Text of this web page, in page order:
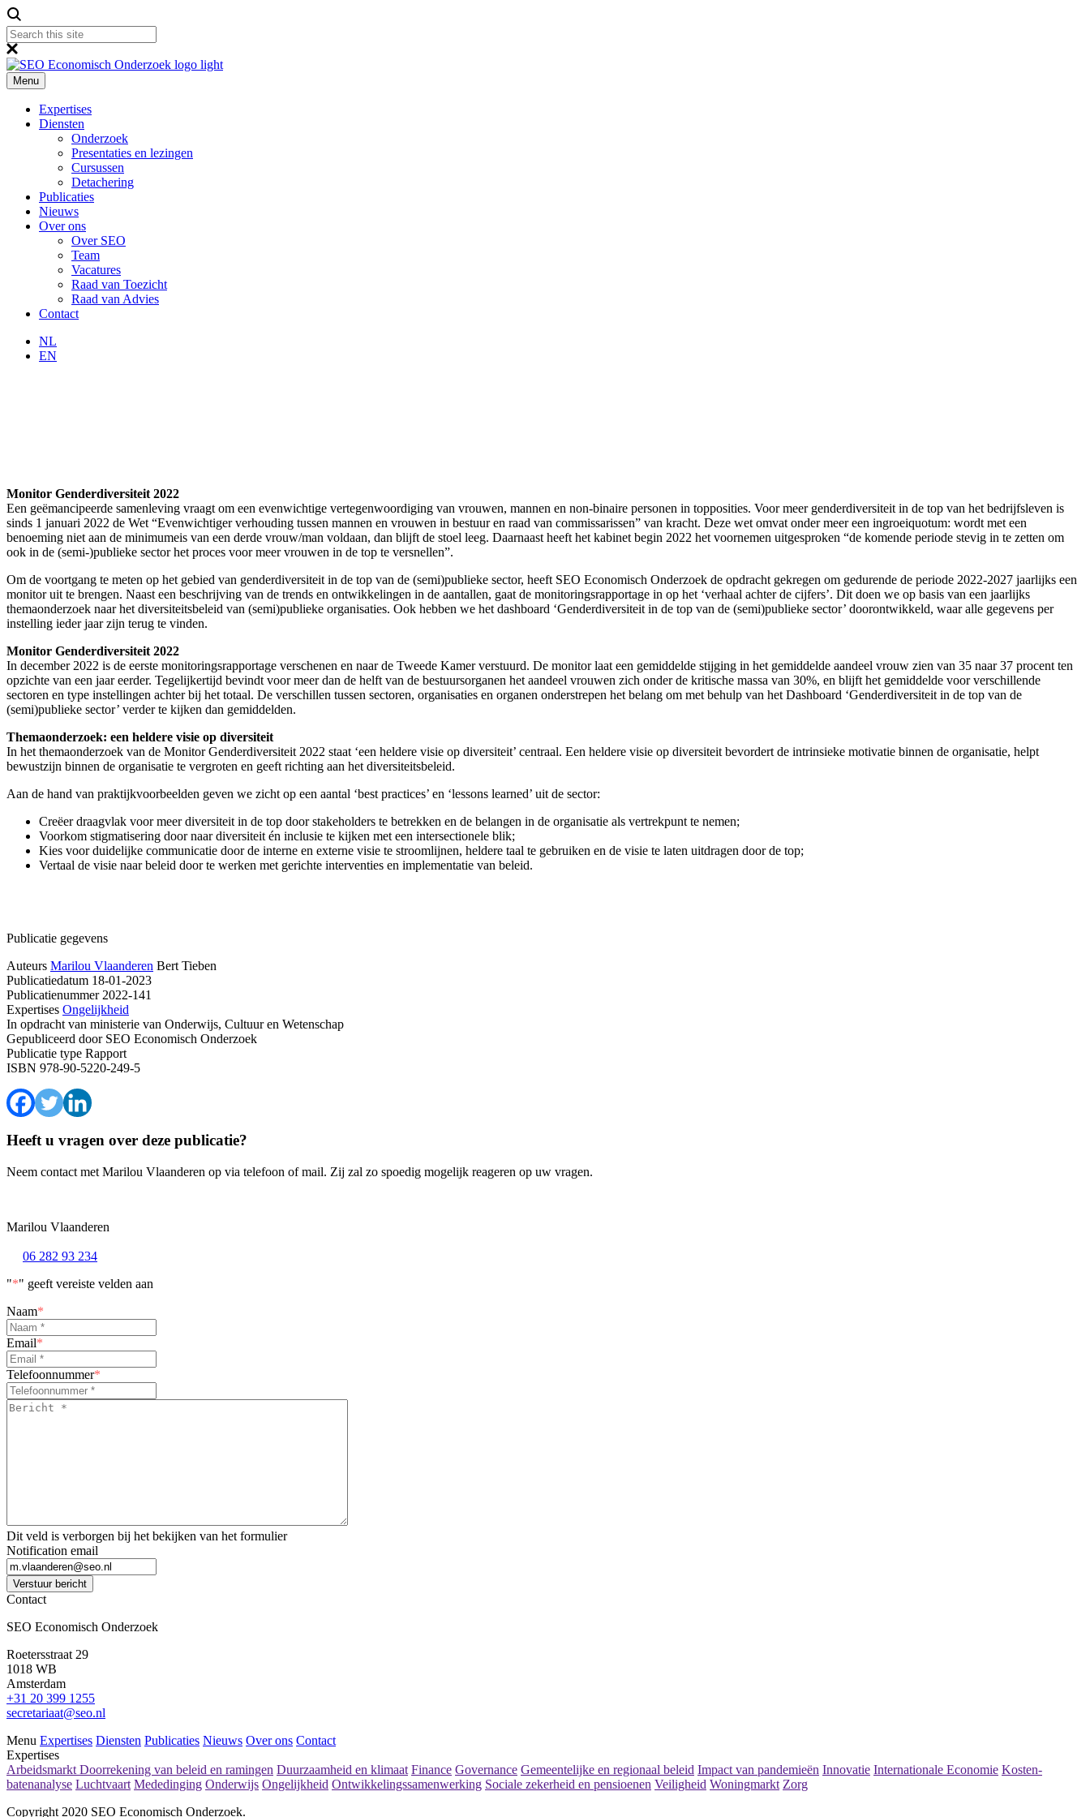
Menu
Expertises
Diensten
Onderzoek
Presentaties en lezingen
Cursussen
Detachering
Publicaties
Nieuws
Over ons
Over SEO
Team
Vacatures
Raad van Toezicht
Raad van Advies
Contact
NL
EN
Monitor Genderdiversiteit 2022
Een geëmancipeerde samenleving vraagt om een evenwichtige vertegenwoordiging van vrouwen, mannen en non-binaire personen in topposities. Voor meer genderdiversiteit in de top van het bedrijfsleven is
sinds 1 januari 2022 de Wet “Evenwichtiger verhouding tussen mannen en vrouwen in bestuur en raad van commissarissen” van kracht. Deze wet omvat onder meer een ingroeiquotum: wordt met een
benoeming niet aan de minimumeis van een derde vrouw/man voldaan, dan blijft de stoel leeg. Daarnaast heeft het kabinet begin 2022 het voornemen uitgesproken “de komende periode stevig in te zetten om
ook in de (semi-)publieke sector het proces voor meer vrouwen in de top te versnellen”.
Om de voortgang te meten op het gebied van genderdiversiteit in de top van de (semi)publieke sector, heeft SEO Economisch Onderzoek de opdracht gekregen om gedurende de periode 2022-2027 jaarlijks een
monitor uit te brengen. Naast een beschrijving van de trends en ontwikkelingen in de aantallen, gaat de monitoringsrapportage in op het ‘verhaal achter de cijfers’. Dit doen we op basis van een jaarlijks
themaonderzoek naar het diversiteitsbeleid van (semi)publieke organisaties. Ook hebben we het dashboard ‘Genderdiversiteit in de top van de (semi)publieke sector’ doorontwikkeld, waar alle gegevens per
instelling ieder jaar zijn terug te vinden.
Monitor Genderdiversiteit 2022
In december 2022 is de eerste monitoringsrapportage verschenen en naar de Tweede Kamer verstuurd. De monitor laat een gemiddelde stijging in het gemiddelde aandeel vrouw zien van 35 naar 37 procent ten
opzichte van een jaar eerder. Tegelijkertijd bevindt voor meer dan de helft van de bestuursorganen het aandeel vrouwen zich onder de kritische massa van 30%, en blijft het gemiddelde voor verschillende
sectoren en type instellingen achter bij het totaal. De verschillen tussen sectoren, organisaties en organen onderstrepen het belang om met behulp van het Dashboard ‘Genderdiversiteit in de top van de
(semi)publieke sector’ verder te kijken dan gemiddelden.
Themaonderzoek: een heldere visie op diversiteit
In het themaonderzoek van de Monitor Genderdiversiteit 2022 staat ‘een heldere visie op diversiteit’ centraal. Een heldere visie op diversiteit bevordert de intrinsieke motivatie binnen de organisatie, helpt
bewustzijn binnen de organisatie te vergroten en geeft richting aan het diversiteitsbeleid.
Aan de hand van praktijkvoorbeelden geven we zicht op een aantal ‘best practices’ en ‘lessons learned’ uit de sector:
Creëer draagvlak voor meer diversiteit in de top door stakeholders te betrekken en de belangen in de organisatie als vertrekpunt te nemen;
Voorkom stigmatisering door naar diversiteit én inclusie te kijken met een intersectionele blik;
Kies voor duidelijke communicatie door de interne en externe visie te stroomlijnen, heldere taal te gebruiken en de visie te laten uitdragen door de top;
Vertaal de visie naar beleid door te werken met gerichte interventies en implementatie van beleid.
Publicatie gegevens
Auteurs Marilou Vlaanderen Bert Tieben
Publicatiedatum 18-01-2023
Publicatienummer2022-141
Expertises Ongelijkheid
In opdracht van ministerie van Onderwijs, Cultuur en Wetenschap
Gepubliceerd doorSEO Economisch Onderzoek
Publicatie type Rapport
ISBN 978-90-5220-249-5
Heeft u vragen over deze publicatie?
Neem contact met Marilou Vlaanderen op via telefoon of mail. Zij zal zo spoedig mogelijk reageren op uw vragen.
Marilou Vlaanderen
06 282 93 234
"*" geeft vereiste velden aan
Naam*
Email*
Telefoonnummer*
Bericht
Dit veld is verborgen bij het bekijken van het formulier
Notification email
Verstuur bericht
Contact
SEO Economisch Onderzoek
Roetersstraat 29
1018 WB
Amsterdam
+31 20 399 1255
secretariaat@seo.nl
Menu Expertises Diensten Publicaties Nieuws Over ons Contact
Expertises
Arbeidsmarkt Doorrekening van beleid en ramingen Duurzaamheid en klimaat Finance Governance Gemeentelijke en regionaal beleid Impact van pandemieën Innovatie Internationale Economie Kosten-
batenanalyse Luchtvaart Mededinging Onderwijs Ongelijkheid Ontwikkelingssamenwerking Sociale zekerheid en pensioenen Veiligheid Woningmarkt Zorg
Copyright 2020 SEO Economisch Onderzoek.